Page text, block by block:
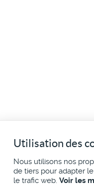
Utilisation des
Nous utilisons nos
de tiers pour adapter
le trafic web. Voir les